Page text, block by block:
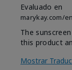
Evaluado en
marykay.com/
The
this product
Mostrar